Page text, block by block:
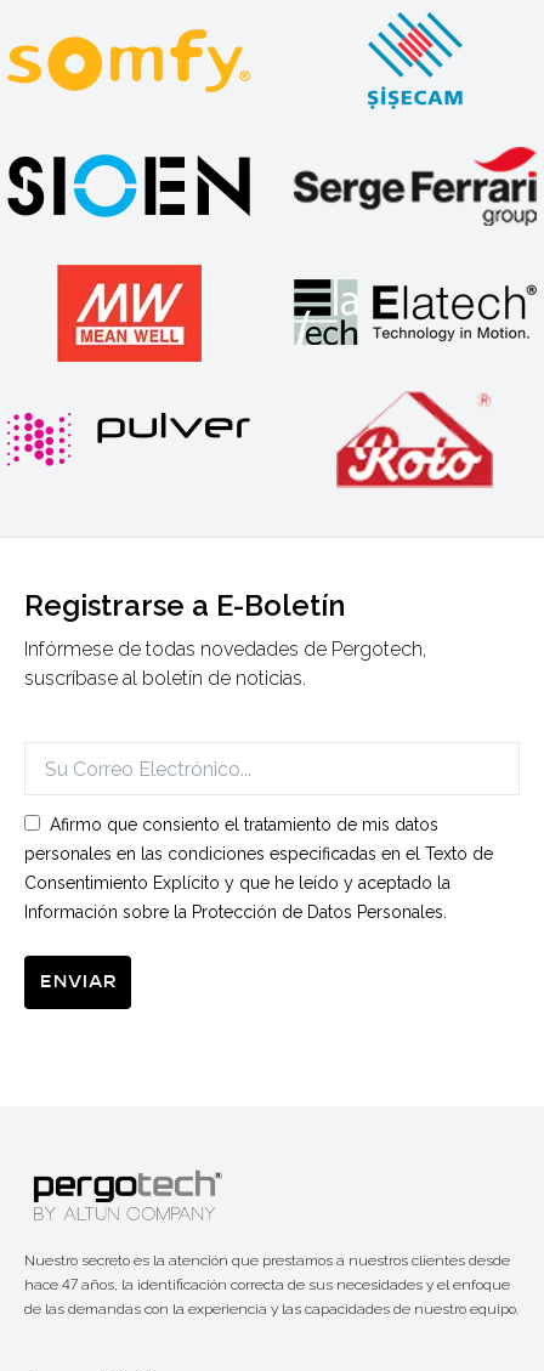
Registrarse a E-Boletín
Infórmese de todas novedades de Pergotech,
suscríbase al boletín de noticias.
Afirmo que consiento el tratamiento de mis datos
personales en las condiciones especificadas en el Texto de
Consentimiento Explícito y que he leído y aceptado la
Información sobre la Protección de Datos Personales.
Enviar
Nuestro secreto es la atención que prestamos a nuestros clientes desde
hace 47 años, la identificación correcta de sus necesidades y el enfoque
de las demandas con la experiencia y las capacidades de nuestro equipo.